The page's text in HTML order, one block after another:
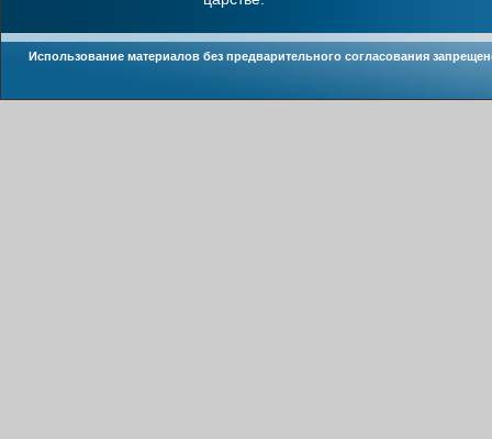
Использование материалов без предварительного согласования